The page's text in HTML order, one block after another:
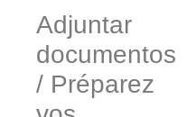
Adjuntar
documentos
/ Préparez